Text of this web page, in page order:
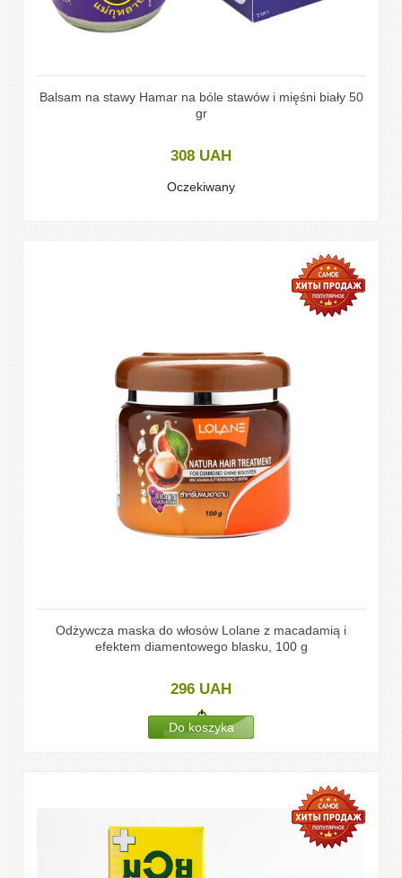
Balsam na stawy Hamar na bóle stawów i mięśni biały 50
gr
308 UAH
Oczekiwany
Odżywcza maska do włosów Lolane z macadamią i
efektem diamentowego blasku, 100 g
296 UAH